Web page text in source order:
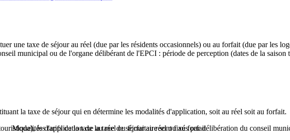
une taxe de séjour au réel (due par les résidents occasionnels) ou au forfait (due par les
municipal ou de l'organe délibérant de l'EPCI : période de perception (dates de la
la taxe de séjour qui en détermine les modalités d'application, soit au réel soit au forfait.
Modalités d'application de la taxe de séjour au réel ou au forfait
les tarifs de la taxe au réel ou forfaitaire sont fixés par délibération du conseil